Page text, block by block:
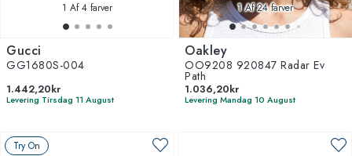
1 Af 4 farver
Gucci
GG1680S-004
1.442,20kr
Levering Tirsdag 11 August
1Af 24 farver
Oakley
OO9208 920847 Radar Ev
Path
1.036,20kr
Levering Mandag 10 August
Try On